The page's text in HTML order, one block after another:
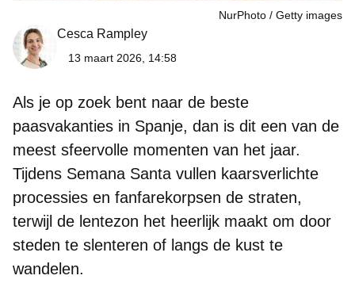
NurPhoto Getty images
Cesca Rampley
13 maart 2026, 14:58
Als je op zoek bent naar de beste
paasvakanties in Spanje, dan is dit een van de
meest sfeervolle momenten van het jaar.
Tijdens Semana Santa vullen kaarsverlichte
processies en fanfarekorpsen de straten,
terwijl de lentezon het heerlijk maakt om door
steden te slenteren of langs de kust te
wandelen.